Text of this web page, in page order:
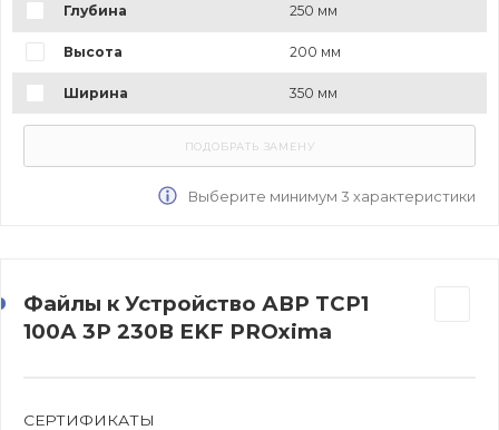
Глубина 250 мм
Высота 200 мм
Ширина 350 мм
Выберите минимум 3 характеристики
Файлы к Устройство АВР ТСР1
100А 3Р 230В EKF PROxima
СЕРТИФИКАТЫ